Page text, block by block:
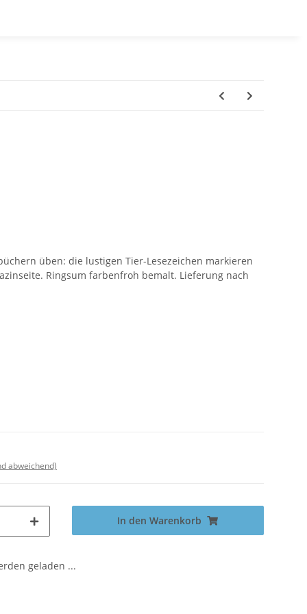
üben: die lustigen Tier-Lesezeichen markieren
Ringsum farbenfroh bemalt. Lieferung nach
abweichend)
In den Warenkorb
geladen ...